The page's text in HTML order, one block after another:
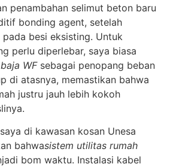
penambahan selimut beton baru
bonding agent, setelah
besi eksisting. Untuk
perlu diperlebar, saya biasa
baja WFsebagai penopang beban
di atasnya, memastikan bahwa
justru jauh lebih kokoh
di kawasan kosan Unesa
bahwasistem utilitas rumah
bom waktu. Instalasi kabel